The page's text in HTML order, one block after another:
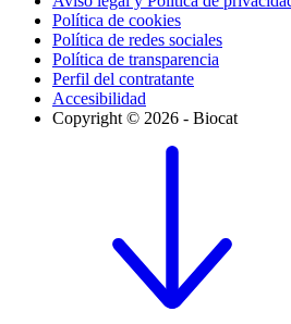
Política de cookies
Política de redes sociales
Política de transparencia
Perfil del contratante
Accesibilidad
Copyright © 2026 - Biocat